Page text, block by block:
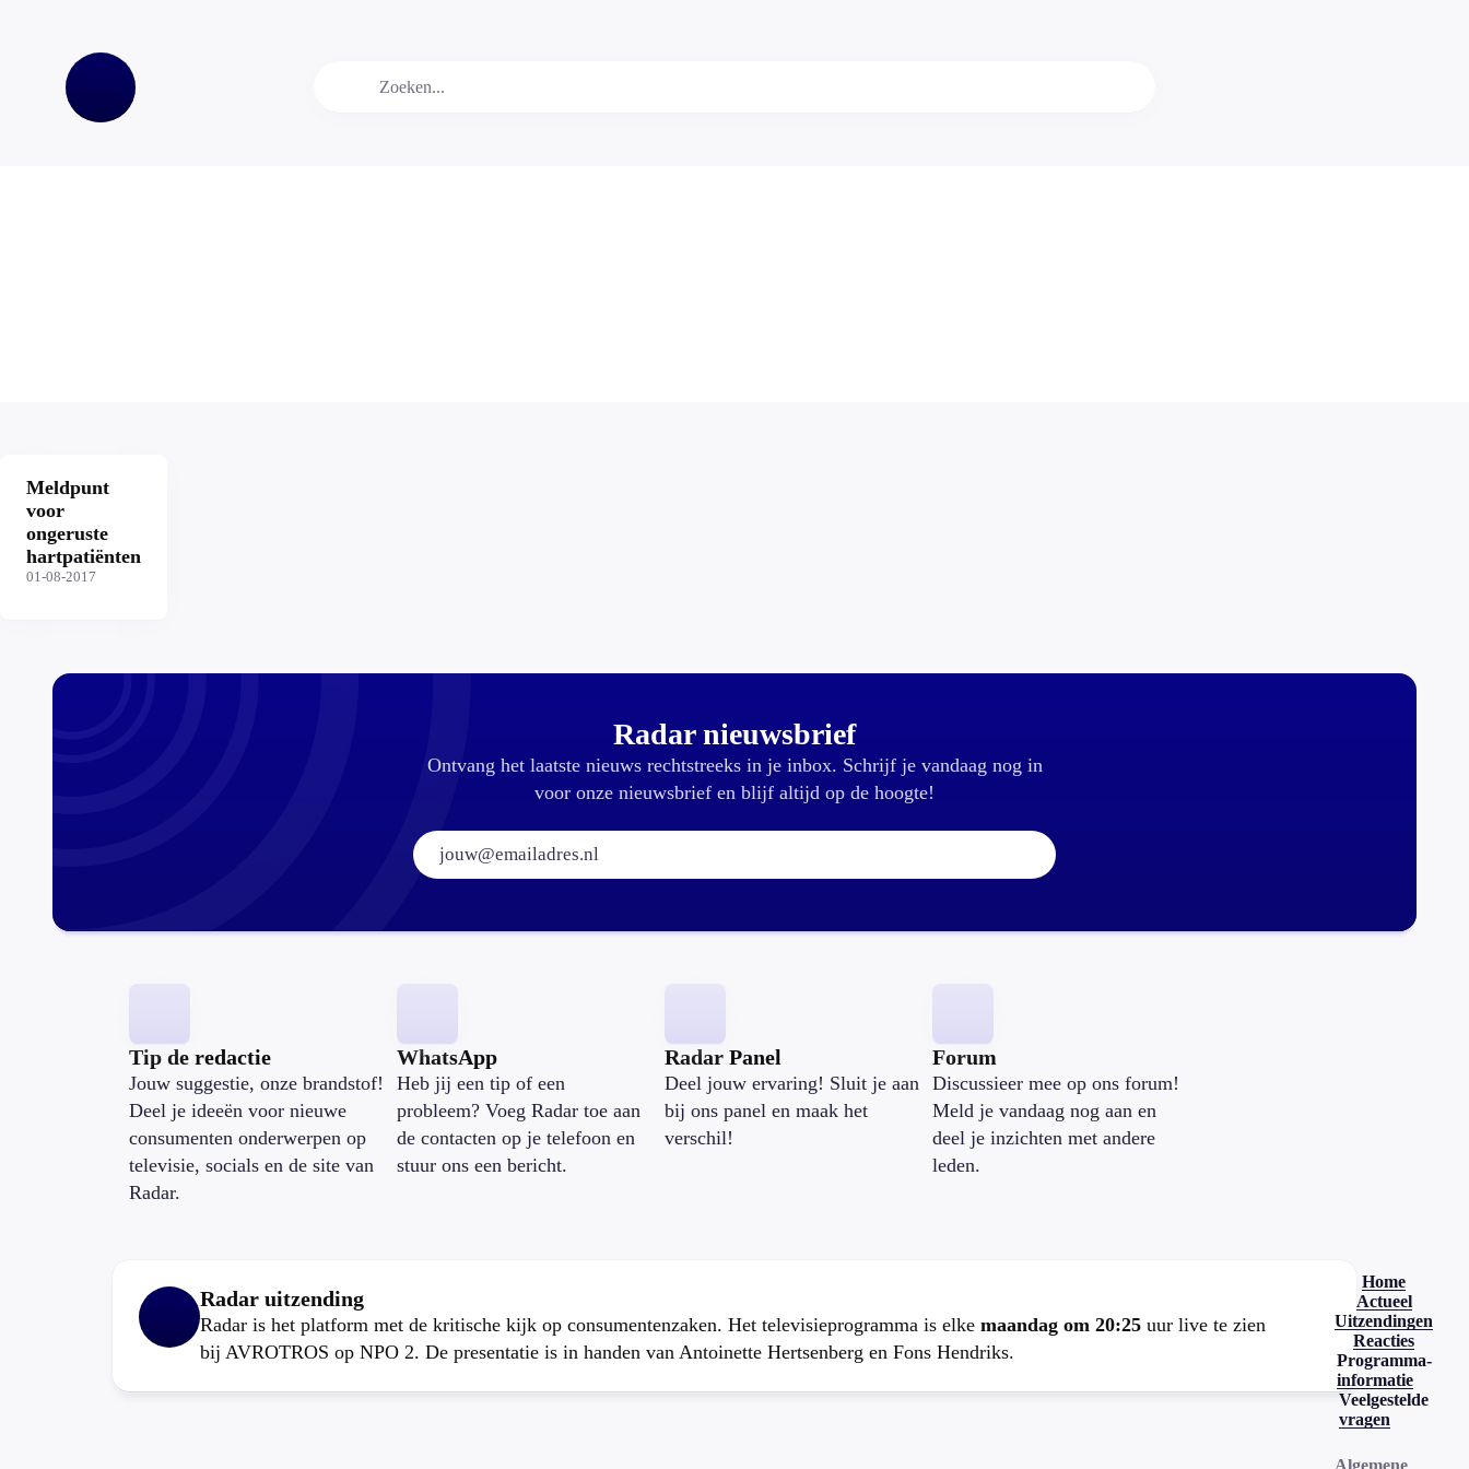
Meldpunt
voor
ongeruste
hartpatiënten
01-08-2017
Radar nieuwsbrief
Ontvang het laatste nieuws rechtstreeks in je inbox. Schrijf je vandaag nog in
voor onze nieuwsbrief en blijf altijd op de hoogte!
E-mailadres:
Tip de redactie
Jouw suggestie, onze brandstof!
Deel je ideeën voor nieuwe
consumenten onderwerpen op
televisie, socials en de site van
Radar.
WhatsApp
Heb jij een tip of een
probleem? Voeg Radar toe aan
de contacten op je telefoon en
stuur ons een bericht.
Radar Panel
Deel jouw ervaring! Sluit je aan
bij ons panel en maak het
verschil!
Forum
Discussieer mee op ons forum!
Meld je vandaag nog aan en
deel je inzichten met andere
leden.
Radar uitzending
Radar is het platform met de kritische kijk op consumentenzaken. Het televisieprogramma is elke maandag om 20:25 uur live te zien
bij AVROTROS op NPO 2. De presentatie is in handen van Antoinette Hertsenberg en Fons Hendriks.
Home
Actueel
Uitzendingen
Reacties
Programma-
informatie
Veelgestelde
vragen
Algemene